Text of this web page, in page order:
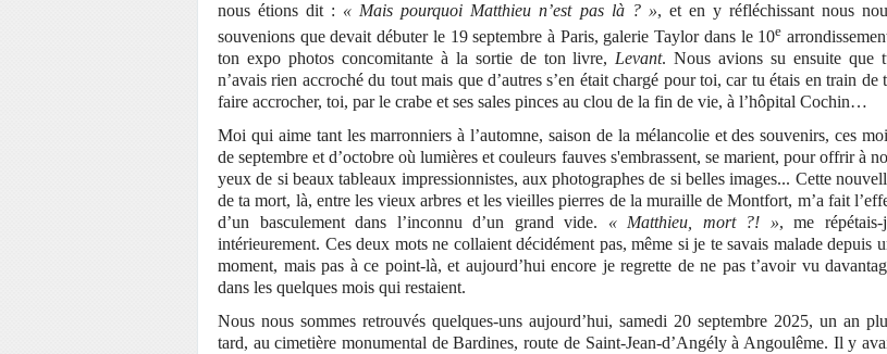
nous étions dit : « Mais pourquoi Matthieu n’est pas là ? », et en y réfléchissant nous
souvenions que devait débuter le 19 septembre à Paris, galerie Taylor dans le 10e
ton expo photos concomitante à la sortie de ton livre, Levant. Nous avions su ensuite que
n’avais rien accroché du tout mais que d’autres s’en était chargé pour toi, car tu étais en train de
faire accrocher, toi, par le crabe et ses sales pinces au clou de la fin de vie, à l’hôpital Cochin…
Moi qui aime tant les marronniers à l’automne, saison de la mélancolie et des souvenirs, ces
de septembre et d’octobre où lumières et couleurs fauves s'embrassent, se marient, pour offrir à
yeux de si beaux tableaux impressionnistes, aux photographes de si belles images... Cette
de ta mort, là, entre les vieux arbres et les vieilles pierres de la muraille de Montfort, m’a fait
d’un basculement dans l’inconnu d’un grand vide. « Matthieu, mort ?! »,
me répétais-
intérieurement. Ces deux mots ne collaient décidément pas, même si je te savais malade depuis
moment, mais pas à ce point-là, et aujourd’hui encore je regrette de ne pas t’avoir vu
dans les quelques mois qui restaient.
Nous nous sommes retrouvés quelques-uns aujourd’hui, samedi 20 septembre 2025, un an
tard, au cimetière monumental de Bardines, route de Saint-Jean-d’Angély à Angoulême. Il y